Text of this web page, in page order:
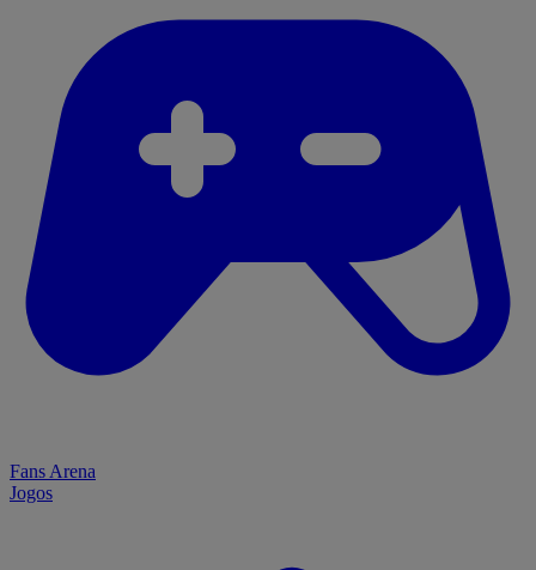
Fans Arena
Jogos